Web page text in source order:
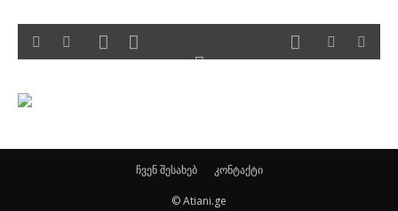
ჩვენ შესახებ კონტაქტი
© Atiani.ge